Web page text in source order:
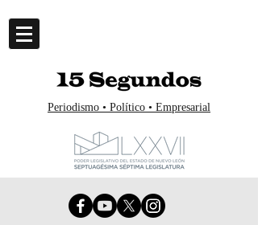
Periodismo • Político • Empresarial